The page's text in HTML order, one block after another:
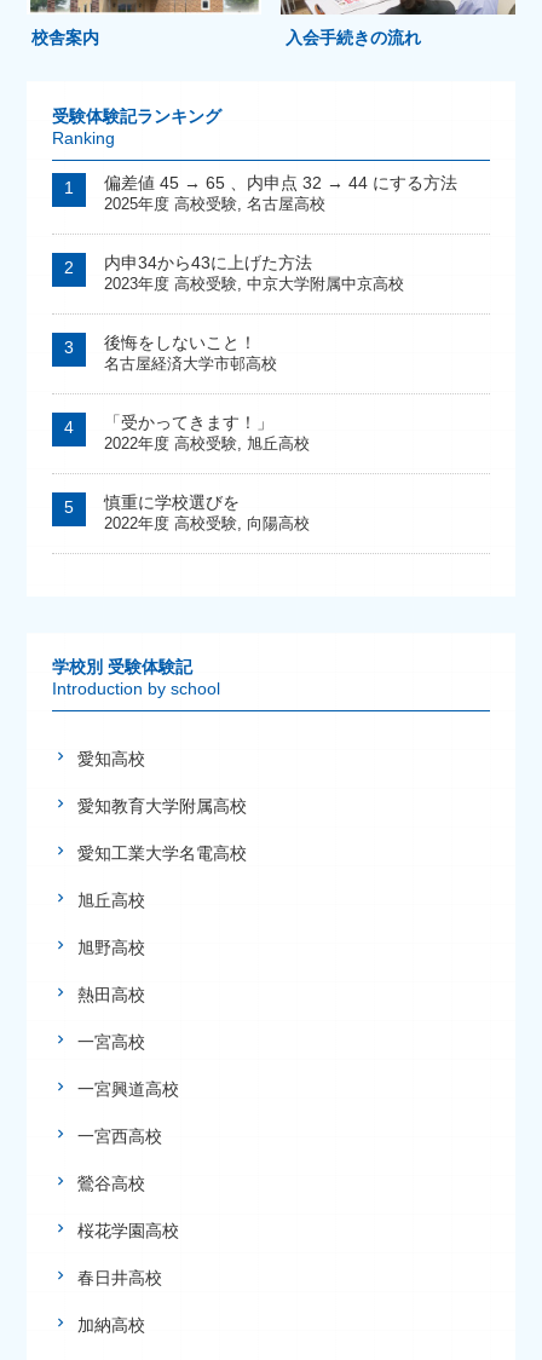
校舎案内 入会手続きの流れ
受験体験記ランキング
Ranking
偏差値 45 → 65 、内申点 32 → 44 にする方法
2025年度 高校受験, 名古屋高校
内申34から43に上げた方法
2023年度 高校受験, 中京大学附属中京高校
後悔をしないこと！
名古屋経済大学市邨高校
「受かってきます！」
2022年度 高校受験, 旭丘高校
慎重に学校選びを
2022年度 高校受験, 向陽高校
学校別 受験体験記
Introduction by school
愛知高校
愛知教育大学附属高校
愛知工業大学名電高校
旭丘高校
旭野高校
熱田高校
一宮高校
一宮興道高校
一宮西高校
鶯谷高校
桜花学園高校
春日井高校
加納高校